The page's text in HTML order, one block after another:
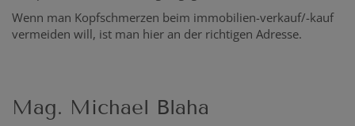
Wenn man Kopfschmerzen beim immobilien-verkauf/-kauf
vermeiden will, ist man hier an der richtigen Adresse.
Mag. Michael Blaha